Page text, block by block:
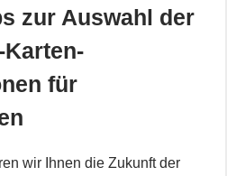
zur Auswahl der
Karten-
für
wir Ihnen die Zukunft der